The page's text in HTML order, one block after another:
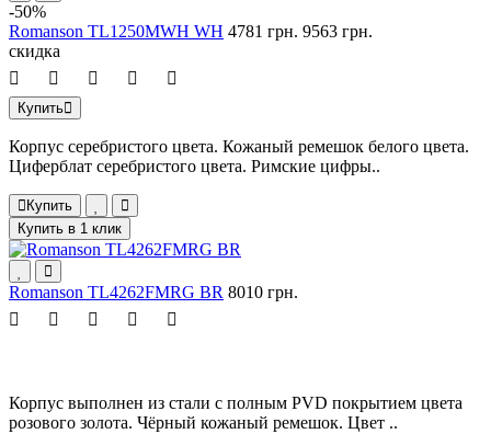
-50%
Romanson TL1250MWH WH 4781 грн. 9563 грн.
скидка
Купить
Корпус серебристого цвета. Кожаный ремешок белого цвета.
Циферблат серебристого цвета. Римские цифры..
Купить
Купить в 1 клик
Romanson TL4262FMRG BR 8010 грн.
Корпус выполнен из стали с полным PVD покрытием цвета
розового золота. Чёрный кожаный ремешок. Цвет ..